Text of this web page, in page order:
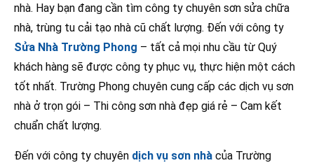
nhà. Hay bạn đang cần tìm công ty chuyên sơn sửa chữa
nhà, trùng tu cải tạo nhà cũ chất lượng. Đến với công ty
Sửa Nhà Trường Phong – tất cả mọi nhu cầu từ Quý
khách hàng sẽ được công ty phục vụ, thực hiện một cách
tốt nhất. Trường Phong chuyên cung cấp các dịch vụ sơn
nhà ở trọn gói – Thi công sơn nhà đẹp giá rẻ – Cam kết
chuẩn chất lượng.
Đến với công ty chuyên dịch vụ sơn nhà của Trường